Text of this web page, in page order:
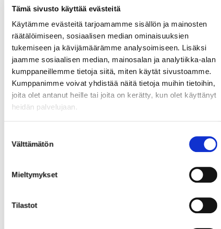
Tämä sivusto käyttää evästeitä
Käytämme evästeitä tarjoamamme sisällön ja mainosten
räätälöimiseen, sosiaalisen median ominaisuuksien
tukemiseen ja kävijämäärämme analysoimiseen. Lisäksi
jaamme sosiaalisen median, mainosalan ja analytiikka-alan
kumppaneillemme tietoja siitä, miten käytät sivustoamme.
Kumppanimme voivat yhdistää näitä tietoja muihin tietoihin,
joita olet antanut heille tai joita on kerätty, kun olet käyttänyt
heidän palvelujaan.
valinta
Välttämätön
Mieltymykset
Tilastot